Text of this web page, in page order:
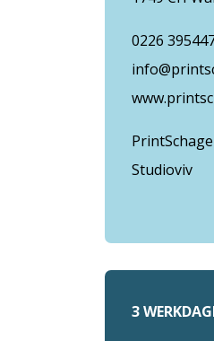
0226
Studioviv
3